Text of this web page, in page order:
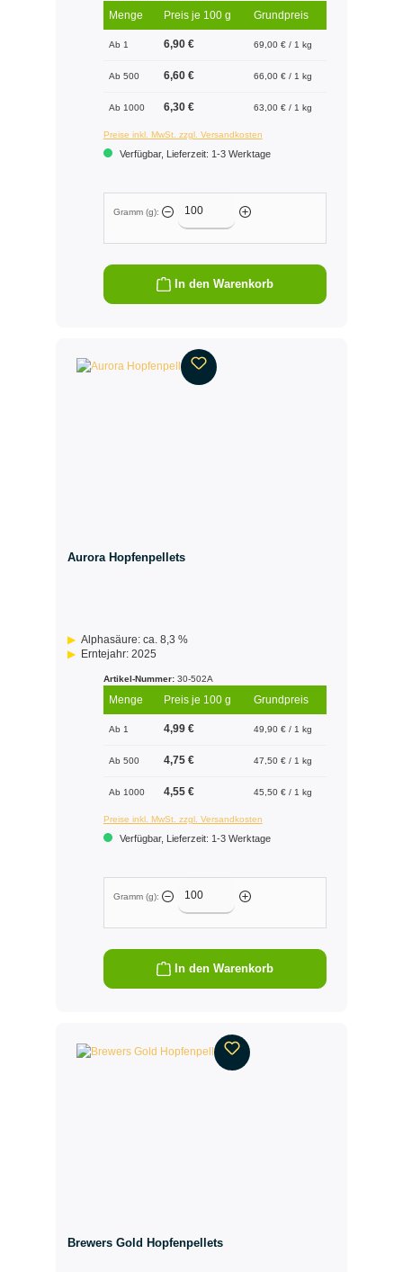
Menge Preis je 100 g Grundpreis
Ab 1 6,90 € 69,00 € / 1 kg
Ab 500 6,60 € 66,00 € / 1 kg
Ab 1000 6,30 € 63,00 € / 1 kg
Preise inkl. MwSt. zzgl. Versandkosten
Verfügbar, Lieferzeit: 1-3 Werktage
Gramm (g):
In den Warenkorb
Aurora Hopfenpellets
Alphasäure: ca. 8,3 %
Erntejahr: 2025
Artikel-Nummer: 30-502A
Menge Preis je 100 g Grundpreis
Ab 1 4,99 € 49,90 € / 1 kg
Ab 500 4,75 € 47,50 € / 1 kg
Ab 1000 4,55 € 45,50 € / 1 kg
Preise inkl. MwSt. zzgl. Versandkosten
Verfügbar, Lieferzeit: 1-3 Werktage
Gramm (g):
In den Warenkorb
Brewers Gold Hopfenpellets